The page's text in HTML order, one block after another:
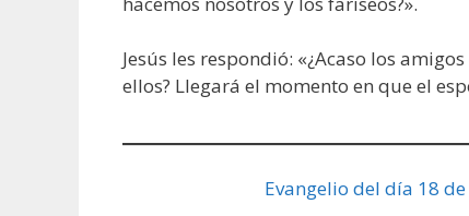
Jesús les respondió: «¿Acaso los
ellos? Llegará el momento en que el
Evangelio del día 18